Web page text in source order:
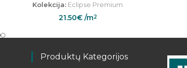
Kolekcija: Eclipse Premium
21.50€/m2
Produktų Kategorijos